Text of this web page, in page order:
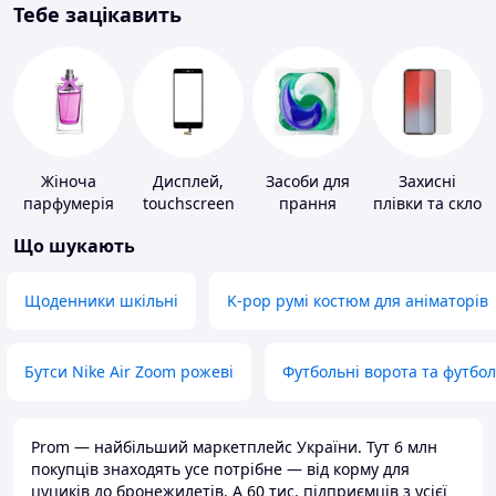
Тебе зацікавить
Жіноча
парфумерія
Дисплей,
touchscreen
Засоби для
прання
Захисні
плівки та скло
Що шукають
Щоденники шкільні K-pop румі костюм для аніматорів
Бутси Nike Air Zoom рожеві Футбольні ворота та
Prom — найбільший маркетплейс України. Тут 6 млн
покупців знаходять усе потрібне — від корму для
цуциків до бронежилетів. А 60 тис. підприємців з усієї